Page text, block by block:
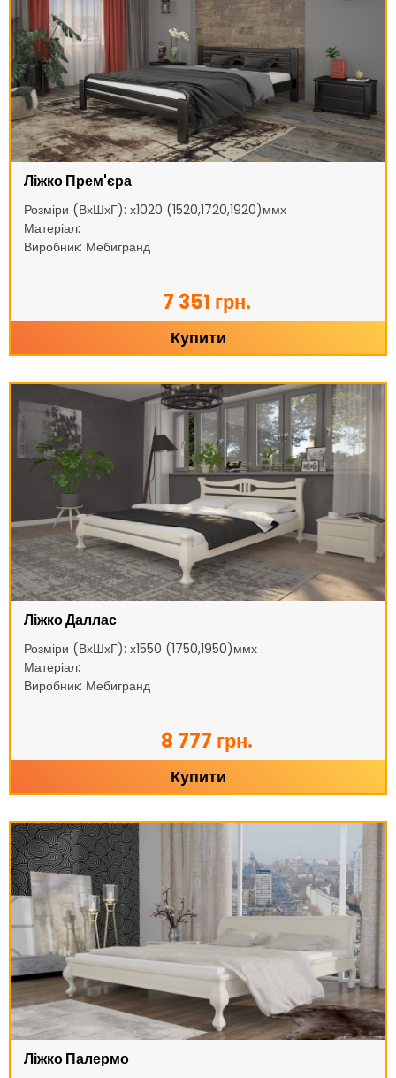
Ліжко Прем'єра
Розміри (ВхШхГ): х1020 (1520,1720,1920)ммх
Матеріал:
Виробник: Мебигранд
7 351 грн.
Купити
Ліжко Даллас
Розміри (ВхШхГ): х1550 (1750,1950)ммх
Матеріал:
Виробник: Мебигранд
8 777 грн.
Купити
Ліжко Палермо